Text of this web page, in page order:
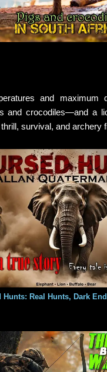
and maximum
and crocodiles—and a
survival, and archery
Hunts: Real Hunts, Dark